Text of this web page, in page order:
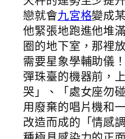
戀就會九宮格變成
他緊張地跑進他堆
圈的地下室，那裡
需要星象學輔助儀
彈珠臺的機器前，
哭」、「處女座勿
用廢棄的唱片機和
改造而成的「情感